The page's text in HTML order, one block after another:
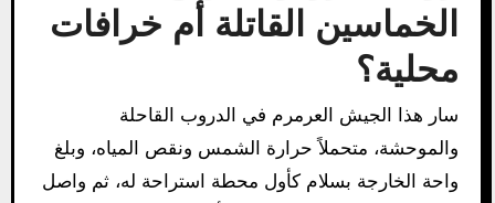
الخماسين القاتلة أم خرافات
محلية؟
سار هذا الجيش العرمرم في الدروب القاحلة
والموحشة، متحملاً حرارة الشمس ونقص المياه، وبلغ
واحة الخارجة بسلام كأول محطة استراحة له، ثم واصل